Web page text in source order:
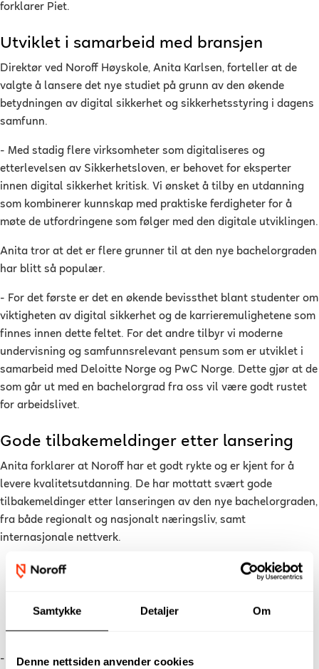
Samtykke Detaljer Om
Denne nettsiden anvender cookies
forklarer Piet.
Utviklet i samarbeid med bransjen
Direktør ved Noroff Høyskole, Anita Karlsen, forteller at de
valgte å lansere det nye studiet på grunn av den økende
betydningen av digital sikkerhet og sikkerhetsstyring i dagens
samfunn.
- Med stadig flere virksomheter som digitaliseres og
etterlevelsen av Sikkerhetsloven, er behovet for eksperter
innen digital sikkerhet kritisk. Vi ønsket å tilby en utdanning
som kombinerer kunnskap med praktiske ferdigheter for å
møte de utfordringene som følger med den digitale utviklingen.
Anita tror at det er flere grunner til at den nye bachelorgraden
har blitt så populær.
- For det første er det en økende bevissthet blant studenter om
viktigheten av digital sikkerhet og de karrieremulighetene som
finnes innen dette feltet. For det andre tilbyr vi moderne
undervisning og samfunnsrelevant pensum som er utviklet i
samarbeid med Deloitte Norge og PwC Norge. Dette gjør at de
som går ut med en bachelorgrad fra oss vil være godt rustet
for arbeidslivet.
Gode tilbakemeldinger etter lansering
Anita forklarer at Noroff har et godt rykte og er kjent for å
levere kvalitetsutdanning. De har mottatt svært gode
tilbakemeldinger etter lanseringen av den nye bachelorgraden,
fra både regionalt og nasjonalt næringsliv, samt
internasjonale nettverk.
De ser på vårt studieprogram som en viktig kilde
- De ser på vårt studieprogram som en viktig kilde til